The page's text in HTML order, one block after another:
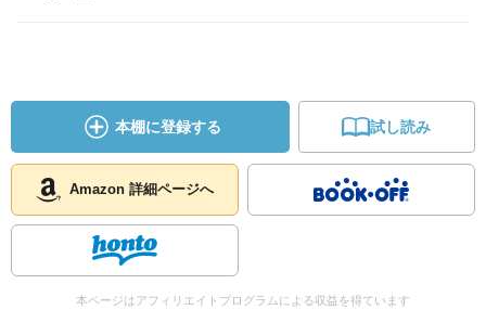
本棚に登録する 試し読み
Amazon 詳細ページへ
本ページはアフィリエイトプログラムによる収益を得ています